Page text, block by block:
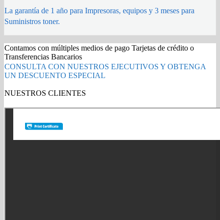
La garantía de 1 año para Impresoras, equipos y 3 meses para
Suministros toner.
Contamos con múltiples medios de pago Tarjetas de crédito o
Transferencias Bancarios
CONSULTA CON NUESTROS EJECUTIVOS Y OBTENGA
UN DESCUENTO ESPECIAL
NUESTROS CLIENTES